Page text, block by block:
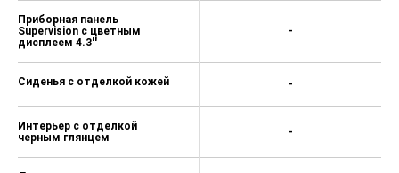
Приборная панель
Supervision c цветным
дисплеем 4.3''
Сиденья с отделкой кожей
Интерьер с отделкой
черным глянцем
-
-
-